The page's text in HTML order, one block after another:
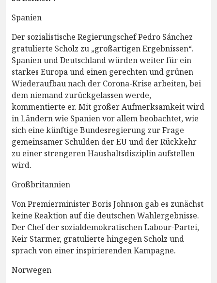
Spanien
Der sozialistische Regierungschef Pedro Sánchez
gratulierte Scholz zu „großartigen Ergebnissen“.
Spanien und Deutschland würden weiter für ein
starkes Europa und einen gerechten und grünen
Wiederaufbau nach der Corona-Krise arbeiten, bei
dem niemand zurückgelassen werde,
kommentierte er. Mit großer Aufmerksamkeit wird
in Ländern wie Spanien vor allem beobachtet, wie
sich eine künftige Bundesregierung zur Frage
gemeinsamer Schulden der EU und der Rückkehr
zu einer strengeren Haushaltsdisziplin aufstellen
wird.
Großbritannien
Von Premierminister Boris Johnson gab es zunächst
keine Reaktion auf die deutschen Wahlergebnisse.
Der Chef der sozialdemokratischen Labour-Partei,
Keir Starmer, gratulierte hingegen Scholz und
sprach von einer inspirierenden Kampagne.
Norwegen